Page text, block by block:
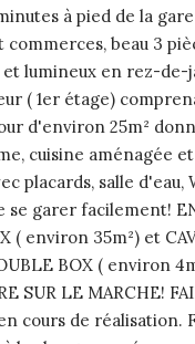
à pied de la
commerces, beau 3
lumineux en rez-de-
( 1er étage)
d'environ 25m²
cuisine aménagée
placards, salle d'eau,
se garer facilement!
( environ 35m²) et
BOX ( environ
SUR LE MARCHE!
cours de réalisation.